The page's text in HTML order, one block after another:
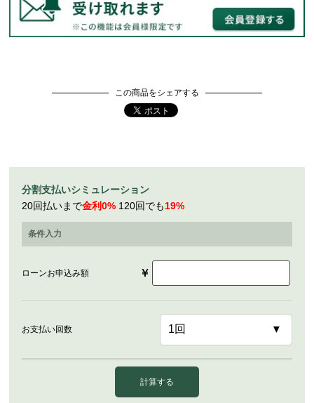
この商品をシェアする
分割支払いシミュレーション
20回払いまで金利0% 120回でも19%
条件入力
ローンお申込み額 ￥
お支払い回数
計算する